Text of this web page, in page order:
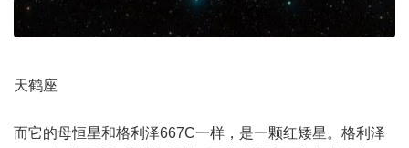
天鹤座
而它的母恒星和格利泽667C一样，是一颗红矮星。格利泽